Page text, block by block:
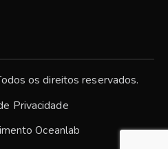
os direitos reservados.
Privacidade
Oceanlab